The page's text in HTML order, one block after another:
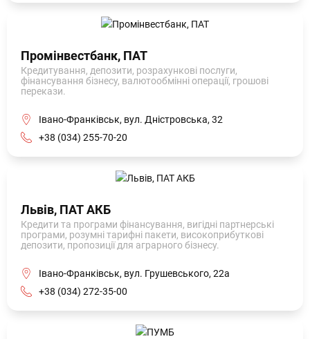
Промінвестбанк, ПАТ
Кредитування, депозити, розрахункові послуги,
фінансування бізнесу, валютообмінні операції, грошові
перекази.
Івано-Франківськ, вул. Дністровська, 32
+38 (034) 255-70-20
Львів, ПАТ АКБ
Кредити та програми фінансування, вигідні партнерські
програми, розумні тарифні пакети, високоприбуткові
депозити, пропозиції для аграрного бізнесу.
Івано-Франківськ, вул. Грушевського, 22а
+38 (034) 272-35-00